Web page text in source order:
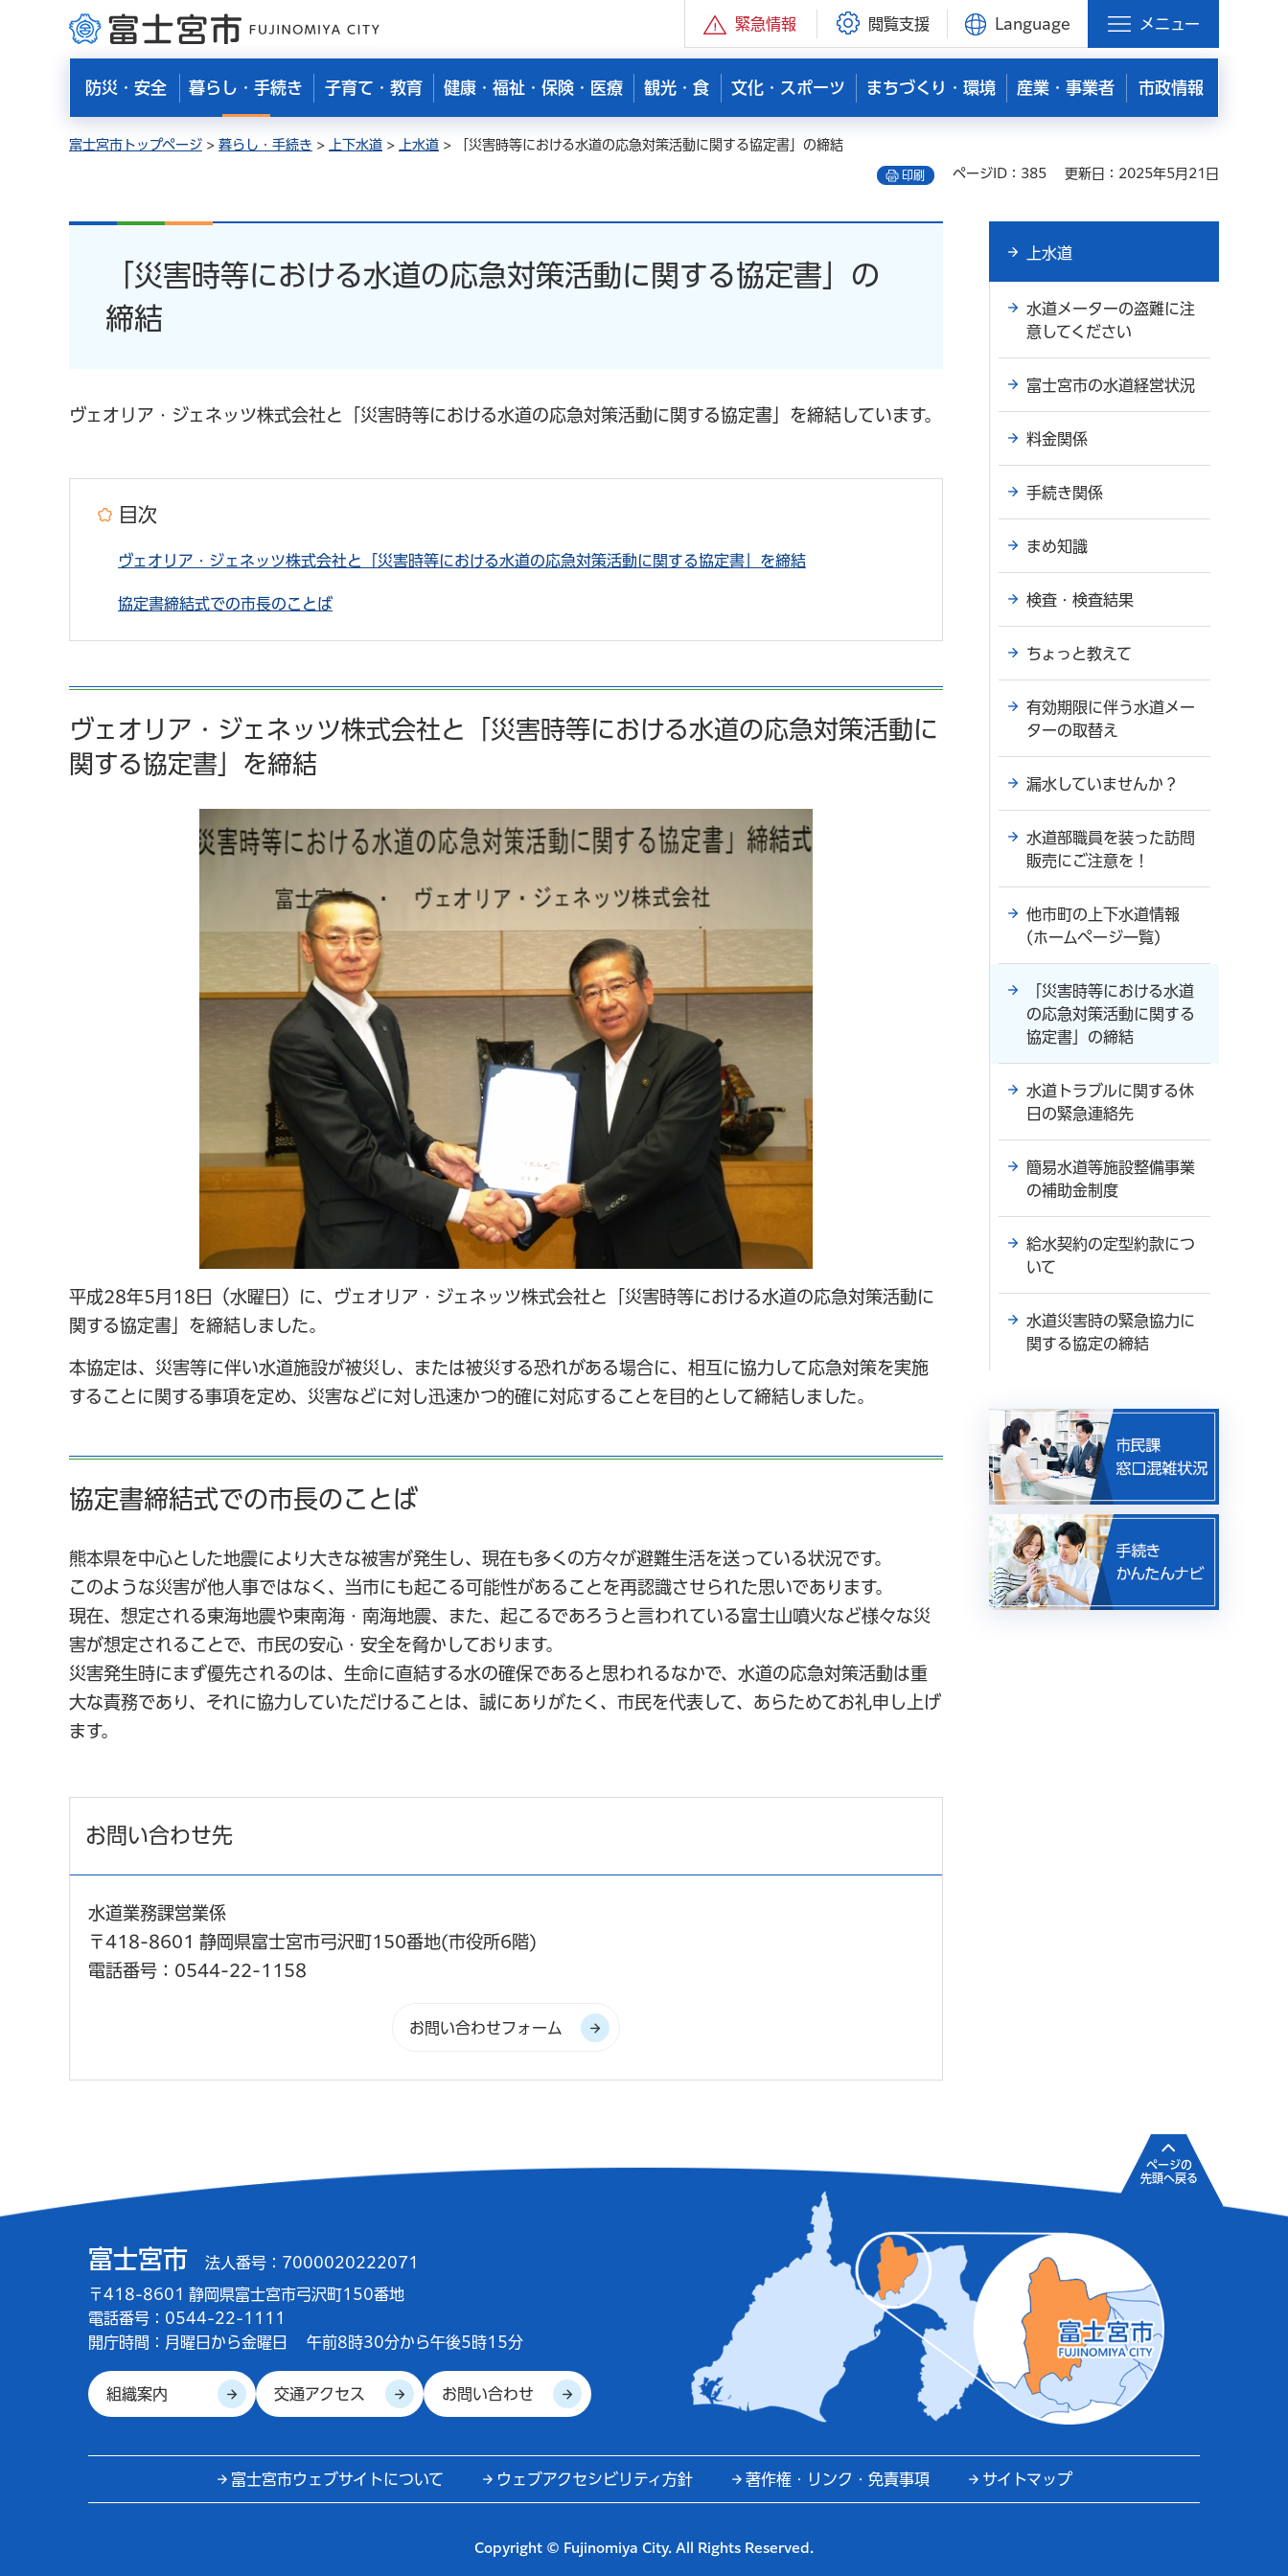
富士宮市 緊急情報 閲覧支援 Language メニュー
防災・安全 暮らし・手続き 子育て・教育 健康・福祉・保険・医療 観光・食 文化・スポーツ まちづくり・環境 産業・事業者 市政情報
富士宮市トップページ > 暮らし・手続き > 上下水道 > 上水道 > 「災害時等における水道の応急対策活動に関する協定書」の締結
印刷 ページID：385 更新日：2025年5月21日
「災害時等における水道の応急対策活動に関する協定書」の
締結
ヴェオリア・ジェネッツ株式会社と「災害時等における水道の応急対策活動に関する協定書」を締結しています。
目次
ヴェオリア・ジェネッツ株式会社と「災害時等における水道の応急対策活動に関する協定書」を締結
協定書締結式での市長のことば
ヴェオリア・ジェネッツ株式会社と「災害時等における水道の応急対策活動に
関する協定書」を締結
平成28年5月18日（水曜日）に、ヴェオリア・ジェネッツ株式会社と「災害時等における水道の応急対策活動に
関する協定書」を締結しました。
本協定は、災害等に伴い水道施設が被災し、または被災する恐れがある場合に、相互に協力して応急対策を実施
することに関する事項を定め、災害などに対し迅速かつ的確に対応することを目的として締結しました。
協定書締結式での市長のことば
熊本県を中心とした地震により大きな被害が発生し、現在も多くの方々が避難生活を送っている状況です。
このような災害が他人事ではなく、当市にも起こる可能性があることを再認識させられた思いであります。
現在、想定される東海地震や東南海・南海地震、また、起こるであろうと言われている富士山噴火など様々な災
害が想定されることで、市民の安心・安全を脅かしております。
災害発生時にまず優先されるのは、生命に直結する水の確保であると思われるなかで、水道の応急対策活動は重
大な責務であり、それに協力していただけることは、誠にありがたく、市民を代表して、あらためてお礼申し上げ
ます。
お問い合わせ先
水道業務課営業係
〒418-8601 静岡県富士宮市弓沢町150番地(市役所6階)
電話番号：0544-22-1158
上水道
水道メーターの盗難に注
意してください
富士宮市の水道経営状況
料金関係
手続き関係
まめ知識
検査・検査結果
ちょっと教えて
有効期限に伴う水道メー
ターの取替え
漏水していませんか？
水道部職員を装った訪問
販売にご注意を！
他市町の上下水道情報
(ホームページ一覧)
「災害時等における水道
の応急対策活動に関する
協定書」の締結
水道トラブルに関する休
日の緊急連絡先
簡易水道等施設整備事業
の補助金制度
給水契約の定型約款につ
いて
水道災害時の緊急協力に
関する協定の締結
富士宮市 法人番号：7000020222071
〒418-8601 静岡県富士宮市弓沢町150番地
電話番号：0544-22-1111
開庁時間： 月曜日から金曜日 午前8時30分から午後5時15分
組織案内 交通アクセス お問い合わせ
富士宮市ウェブサイトについて ウェブアクセシビリティ方針 著作権・リンク・免責事項 サイトマップ
ページの
先頭へ戻る
Copyright © Fujinomiya City. All Rights Reserved.